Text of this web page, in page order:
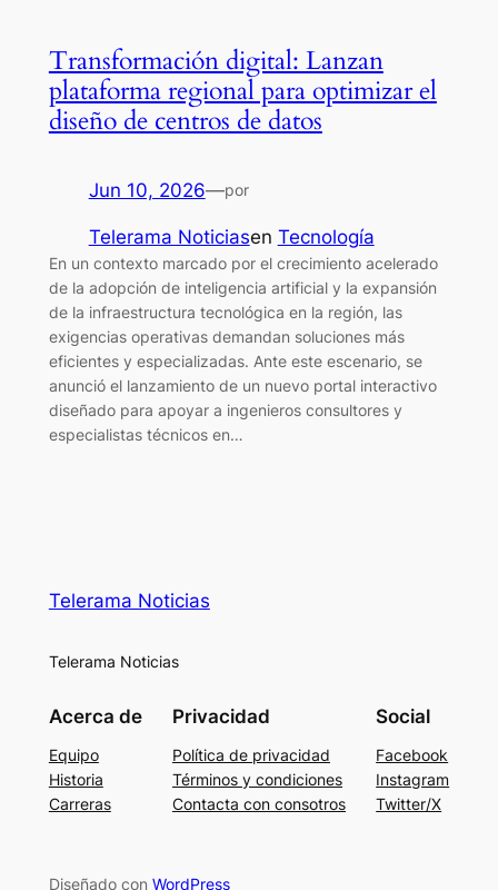
Transformación digital: Lanzan
plataforma regional para optimizar el
diseño de centros de datos
Jun 10, 2026—por
Telerama Noticiasen Tecnología
En un contexto marcado por el crecimiento acelerado
de la adopción de inteligencia artificial y la expansión
de la infraestructura tecnológica en la región, las
exigencias operativas demandan soluciones más
eficientes y especializadas. Ante este escenario, se
anunció el lanzamiento de un nuevo portal interactivo
diseñado para apoyar a ingenieros consultores y
especialistas técnicos en…
Telerama Noticias
Telerama Noticias
Acerca de
Equipo
Historia
Carreras
Privacidad
Política de privacidad
Términos y condiciones
Contacta con consotros
Social
Facebook
Instagram
Twitter/X
Diseñado con WordPress